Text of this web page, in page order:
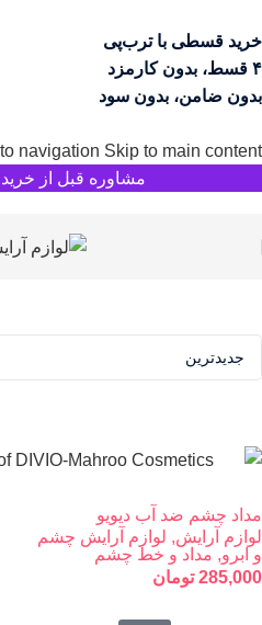
خرید قسطی با ترب‌پی
۴ قسط، بدون کارمزد
بدون ضامن، بدون سود
navigation Skip to main content
مشاوره قبل از خرید 09026820222
مداد چشم ضد آب دیویو
لوازم آرایش, لوازم آرایش چشم
و ابرو, مداد و خط چشم
285,000 تومان